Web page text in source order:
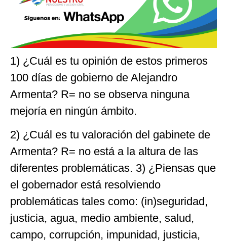
1) ¿Cuál es tu opinión de estos primeros
100 días de gobierno de Alejandro
Armenta? R= no se observa ninguna
mejoría en ningún ámbito.
2) ¿Cuál es tu valoración del gabinete de
Armenta? R= no está a la altura de las
diferentes problemáticas. 3) ¿Piensas que
el gobernador está resolviendo
problemáticas tales como: (in)seguridad,
justicia, agua, medio ambiente, salud,
campo, corrupción, impunidad, justicia,